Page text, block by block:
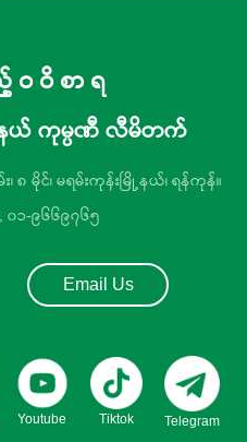
ဝ ဝိ စာ ရ
နယ် ကုမ္ပဏီ လီမိတက်
၈ မိုင်၊ မရမ်းကုန်းမြို့နယ်၊ ရန်ကုန်။
၀၁-၉၆၆၉၇၆၅
Email Us
Youtube Tiktok Telegram